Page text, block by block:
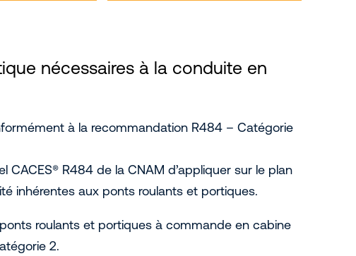
nécessaires à la conduite en
à la recommandation R484 – Catégorie
R484 de la CNAM d’appliquer sur le plan
inhérentes aux ponts roulants et portiques.
roulants et portiques à commande en cabine
2.